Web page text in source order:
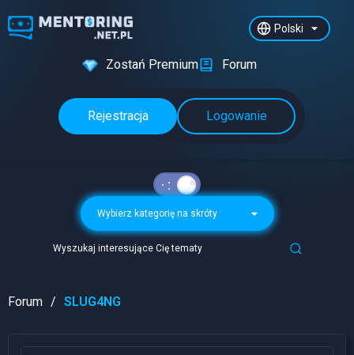
Polski
Zostań Premium Forum
Rejestracja Logowanie
Wybierz kategorię na skróty
Wyszukaj interesujące Cię tematy
Forum SLUG4NG